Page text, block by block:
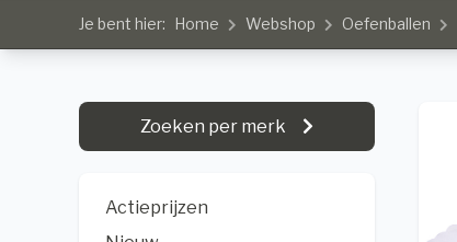
Je bent hier: Home Webshop Oefenballen
Zoeken per merk
Actieprijzen